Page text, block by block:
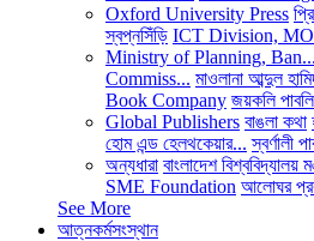
Oxford University Press
স্বপ্নসিঁড়ি ICT Division,
Ministry of Planning, Ban...
Commiss... মাওলানা আব্দুল
Book Company জয়কলি
Global Publishers বাঙলা কথা
হোম এন্ড হেলথকেয়ার... স্বর্ণালী
অন্যধারা বাংলাদেশ বিশ্ববিদ্যালয়
SME Foundation আলোঘর
See More
আত্নকর্মসংস্থান